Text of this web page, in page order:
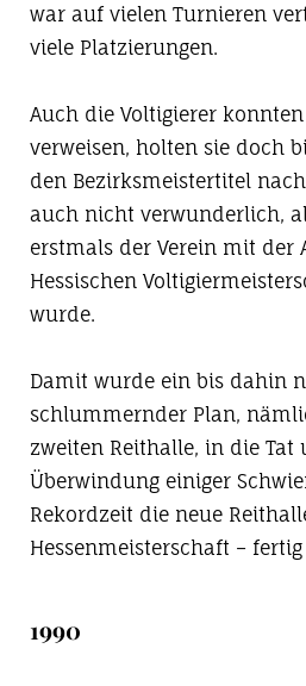
war auf vielen Turnieren
viele Platzierungen.
Auch die Voltigierer
verweisen, holten sie doch
den Bezirksmeistertitel
auch nicht verwunderlich,
erstmals der Verein mit der
Hessischen
wurde.
Damit wurde ein bis dahin
schlummernder Plan,
zweiten Reithalle, in die Tat
Überwindung einiger
Rekordzeit die neue
Hessenmeisterschaft –
1990